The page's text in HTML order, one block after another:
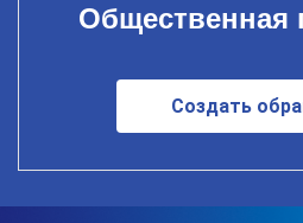
Общественная
Создать